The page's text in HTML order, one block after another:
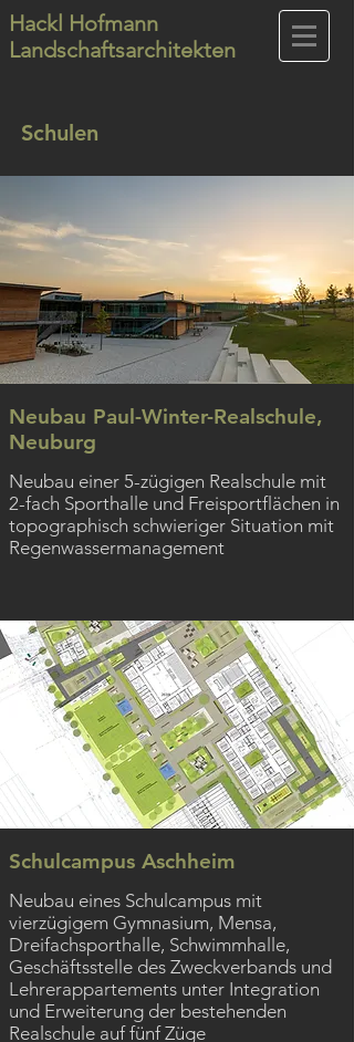
Hackl Hofmann
Landschaftsarchitekten
Schulen
Neubau einer 5-zügigen Realschule mit
2-fach Sporthalle und Freisportflächen in
topographisch schwieriger Situation mit
Regenwassermanagement
Neubau Paul-Winter-Realschule,
Neuburg
Neubau eines Schulcampus mit
vierzügigem Gymnasium, Mensa,
Dreifachsporthalle, Schwimmhalle,
Geschäftsstelle des Zweckverbands und
Lehrerappartements unter Integration
und Erweiterung der bestehenden
Realschule auf fünf Züge
Schulcampus Aschheim